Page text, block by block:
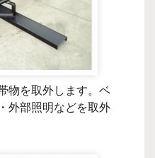
物を取外します。ベ
外部照明などを取外